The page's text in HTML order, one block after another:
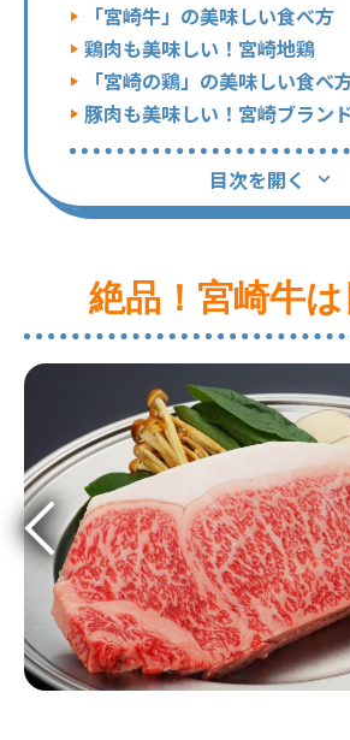
目次を開く
「宮崎牛」の美味しい食べ方
鶏肉も美味しい！宮崎地鶏
「宮崎の鶏」の美味しい食べ
豚肉も美味しい！宮崎ブラン
絶品！宮崎牛